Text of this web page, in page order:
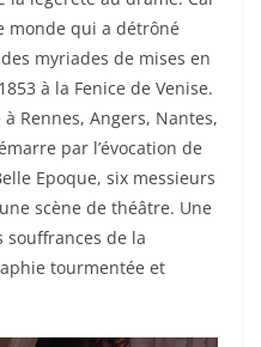
monde qui a détrôné
myriades de mises en
à la Fenice de Venise.
Rennes, Angers, Nantes,
par l’évocation de
Epoque, six messieurs
scène de théâtre. Une
souffrances de la
tourmentée et